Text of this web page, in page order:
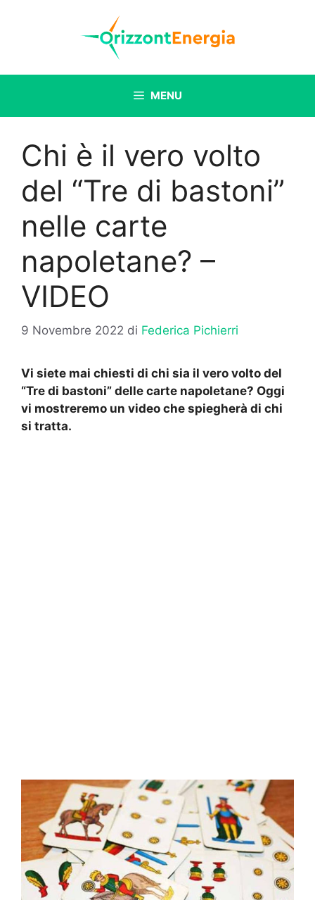
MENU
Chi è il vero volto
del “Tre di bastoni”
nelle carte
napoletane? –
VIDEO
9 Novembre 2022 di Federica Pichierri
Vi siete mai chiesti di chi sia il vero volto del
“Tre di bastoni” delle carte napoletane? Oggi
vi mostreremo un video che spiegherà di chi
si tratta.